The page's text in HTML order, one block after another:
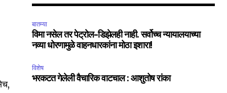
बातम्या
विमा नसेल तर पेट्रोल-डिझेलही नाही. सर्वोच्च न्यायालयाच्या
नव्या धोरणामुळे वाहनधारकांना मोठा इशारा!
विशेष
भरकटत गेलेली वैचारिक वाटचाल : आशुतोष रांका